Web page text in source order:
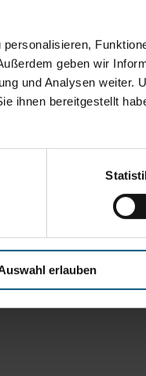
geben wir
und Analysen weiter.
ihnen bereitgestellt
erlauben